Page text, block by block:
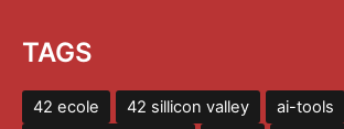
TAGS
42 ecole 42 sillicon valley
ai-tools